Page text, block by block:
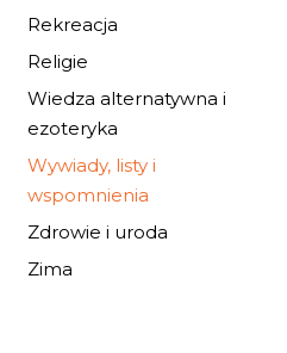
Rekreacja
Religie
Wiedza alternatywna i
ezoteryka
Wywiady, listy i
wspomnienia
Zdrowie i uroda
Zima